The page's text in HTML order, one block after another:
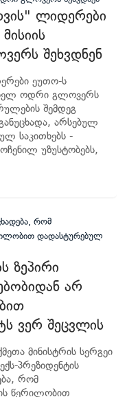
ლიდერები
შეხვდნენ
ეუთო-ს
ოდრი გლოვერს
შემდეგ
არსებულ
საკითხებს -
უზუსტობებს,
ზეპირი
არ
ვერ შეცვლის
მინისტრის სერგეი
პრეზიდენტის
რომ
წერილობით